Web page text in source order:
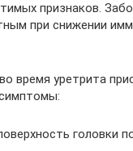
признаков.
при снижении
время уретрита
головки